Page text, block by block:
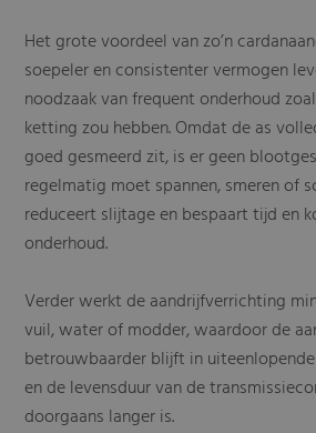
Het grote voordeel van zo’n
soepeler en consistenter vermogen
noodzaak van frequent onderhoud
ketting zou hebben. Omdat de as
goed gesmeerd zit, is er geen
regelmatig moet spannen, smeren of
reduceert slijtage en bespaart tijd en
onderhoud.
Verder werkt de aandrijfverrichting
vuil, water of modder, waardoor de
betrouwbaarder blijft in
en de levensduur van de
doorgaans langer is.